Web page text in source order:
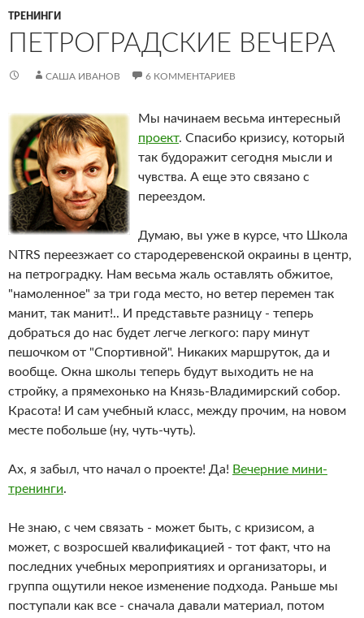
ТРЕНИНГИ
ПЕТРОГРАДСКИЕ ВЕЧЕРА
САША ИВАНОВ 6 КОММЕНТАРИЕВ
Мы начинаем весьма интересный
проект. Спасибо кризису, который
так будоражит сегодня мысли и
чувства. А еще это связано с
переездом.
Думаю, вы уже в курсе, что Школа
NTRS переезжает со стародеревенской окраины в центр,
на петроградку. Нам весьма жаль оставлять обжитое,
"намоленное" за три года место, но ветер перемен так
манит, так манит!.. И представьте разницу - теперь
добраться до нас будет легче легкого: пару минут
пешочком от "Спортивной". Никаких маршруток, да и
вообще. Окна школы теперь будут выходить не на
стройку, а прямехонько на Князь-Владимирский собор.
Красота! И сам учебный класс, между прочим, на новом
месте побольше (ну, чуть-чуть).
Ах, я забыл, что начал о проекте! Да! Вечерние мини-
тренинги.
Не знаю, с чем связать - может быть, с кризисом, а
может, с возросшей квалификацией - тот факт, что на
последних учебных мероприятиях и организаторы, и
группа ощутили некое изменение подхода. Раньше мы
поступали как все - сначала давали материал, потом